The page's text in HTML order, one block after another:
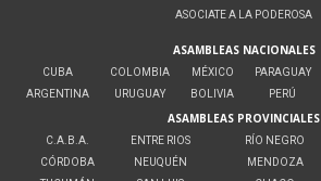
ASOCIATE A LA PODEROSA
ASAMBLEAS NACIONALES
CUBA
ARGENTINA
COLOMBIA
URUGUAY
MÉXICO
BOLIVIA
PARAGUAY
PERÚ
ASAMBLEAS PROVINCIALES
C.A.B.A.
CÓRDOBA
ENTRE RIOS
NEUQUÉN
RÍO NEGRO
MENDOZA